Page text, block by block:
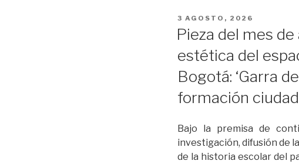
PUBLICADO
3 AGOSTO, 2026
Pieza del mes
estética del
Bogotá: ‘Garra
formación
Bajo la premisa de
investigación, difusión de
de la historia escolar del